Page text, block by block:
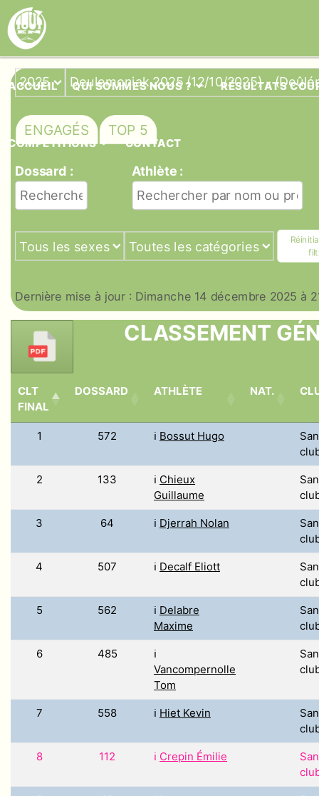
ACCUEIL QUI SOMMES NOUS ? RÉSULTATS
COMPÉTITIONS CONTACT
ENGAGÉS TOP 5
Dossard : Athlète :
Dernière mise à jour : Dimanche 14 décembre 2025 à
CLASSEMENT
CLT
FINAL
DOSSARD ATHLÈTE NAT.
1 572 ℹ️ Bossut Hugo
2 133 ℹ️ Chieux
Guillaume
3 64 ℹ️ Djerrah Nolan
4 507 ℹ️ Decalf Eliott
5 562 ℹ️ Delabre
Maxime
6 485
ℹ️
Vancompernolle
Tom
7 558 ℹ️ Hiet Kevin
8 112 ℹ️ Crepin Émilie